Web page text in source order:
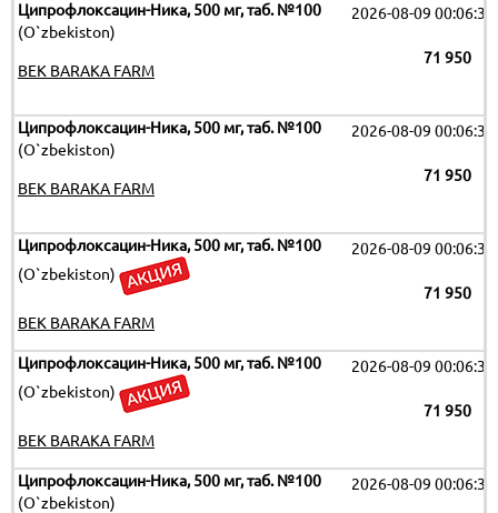
Ципрофлоксацин-Ника, 500 мг, таб. №100
(O`zbekiston)
2026-08-09 00:06:32
71 950
BEK BARAKA FARM
Ципрофлоксацин-Ника, 500 мг, таб. №100
(O`zbekiston)
2026-08-09 00:06:32
71 950
BEK BARAKA FARM
Ципрофлоксацин-Ника, 500 мг, таб. №100
(O`zbekiston)
2026-08-09 00:06:32
71 950
BEK BARAKA FARM
Ципрофлоксацин-Ника, 500 мг, таб. №100
(O`zbekiston)
2026-08-09 00:06:32
71 950
BEK BARAKA FARM
Ципрофлоксацин-Ника, 500 мг, таб. №100
(O`zbekiston)
2026-08-09 00:06:32